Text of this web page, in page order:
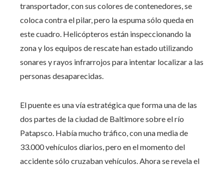
transportador, con sus colores de contenedores, se
coloca contra el pilar, pero la espuma sólo queda en
este cuadro. Helicópteros están inspeccionando la
zona y los equipos de rescate han estado utilizando
sonares y rayos infrarrojos para intentar localizar a las
personas desaparecidas.
El puente es una vía estratégica que forma una de las
dos partes de la ciudad de Baltimore sobre el río
Patapsco. Había mucho tráfico, con una media de
33.000 vehículos diarios, pero en el momento del
accidente sólo cruzaban vehículos. Ahora se revela el